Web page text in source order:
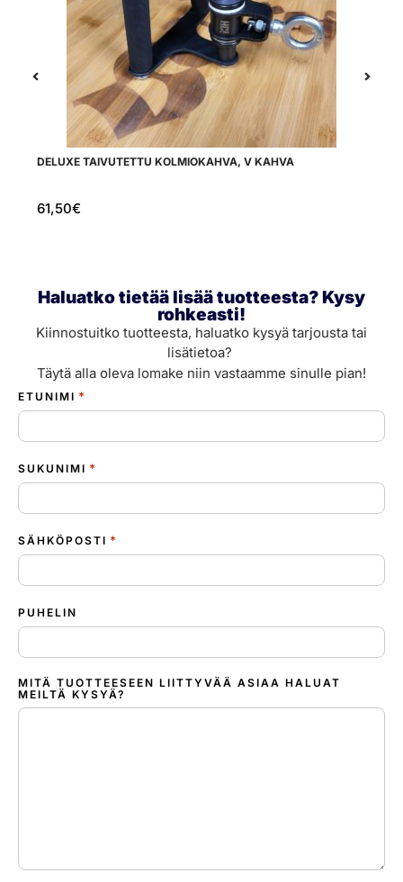
DELUXE TAIVUTETTU KOLMIOKAHVA, V KAHVA
61,50€
Haluatko tietää lisää tuotteesta? Kysy
rohkeasti!
Kiinnostuitko tuotteesta, haluatko kysyä tarjousta tai
lisätietoa?
Täytä alla oleva lomake niin vastaamme sinulle pian!
ETUNIMI *
SUKUNIMI *
SÄHKÖPOSTI *
PUHELIN
MITÄ TUOTTEESEEN LIITTYVÄÄ ASIAA HALUAT
MEILTÄ KYSYÄ?